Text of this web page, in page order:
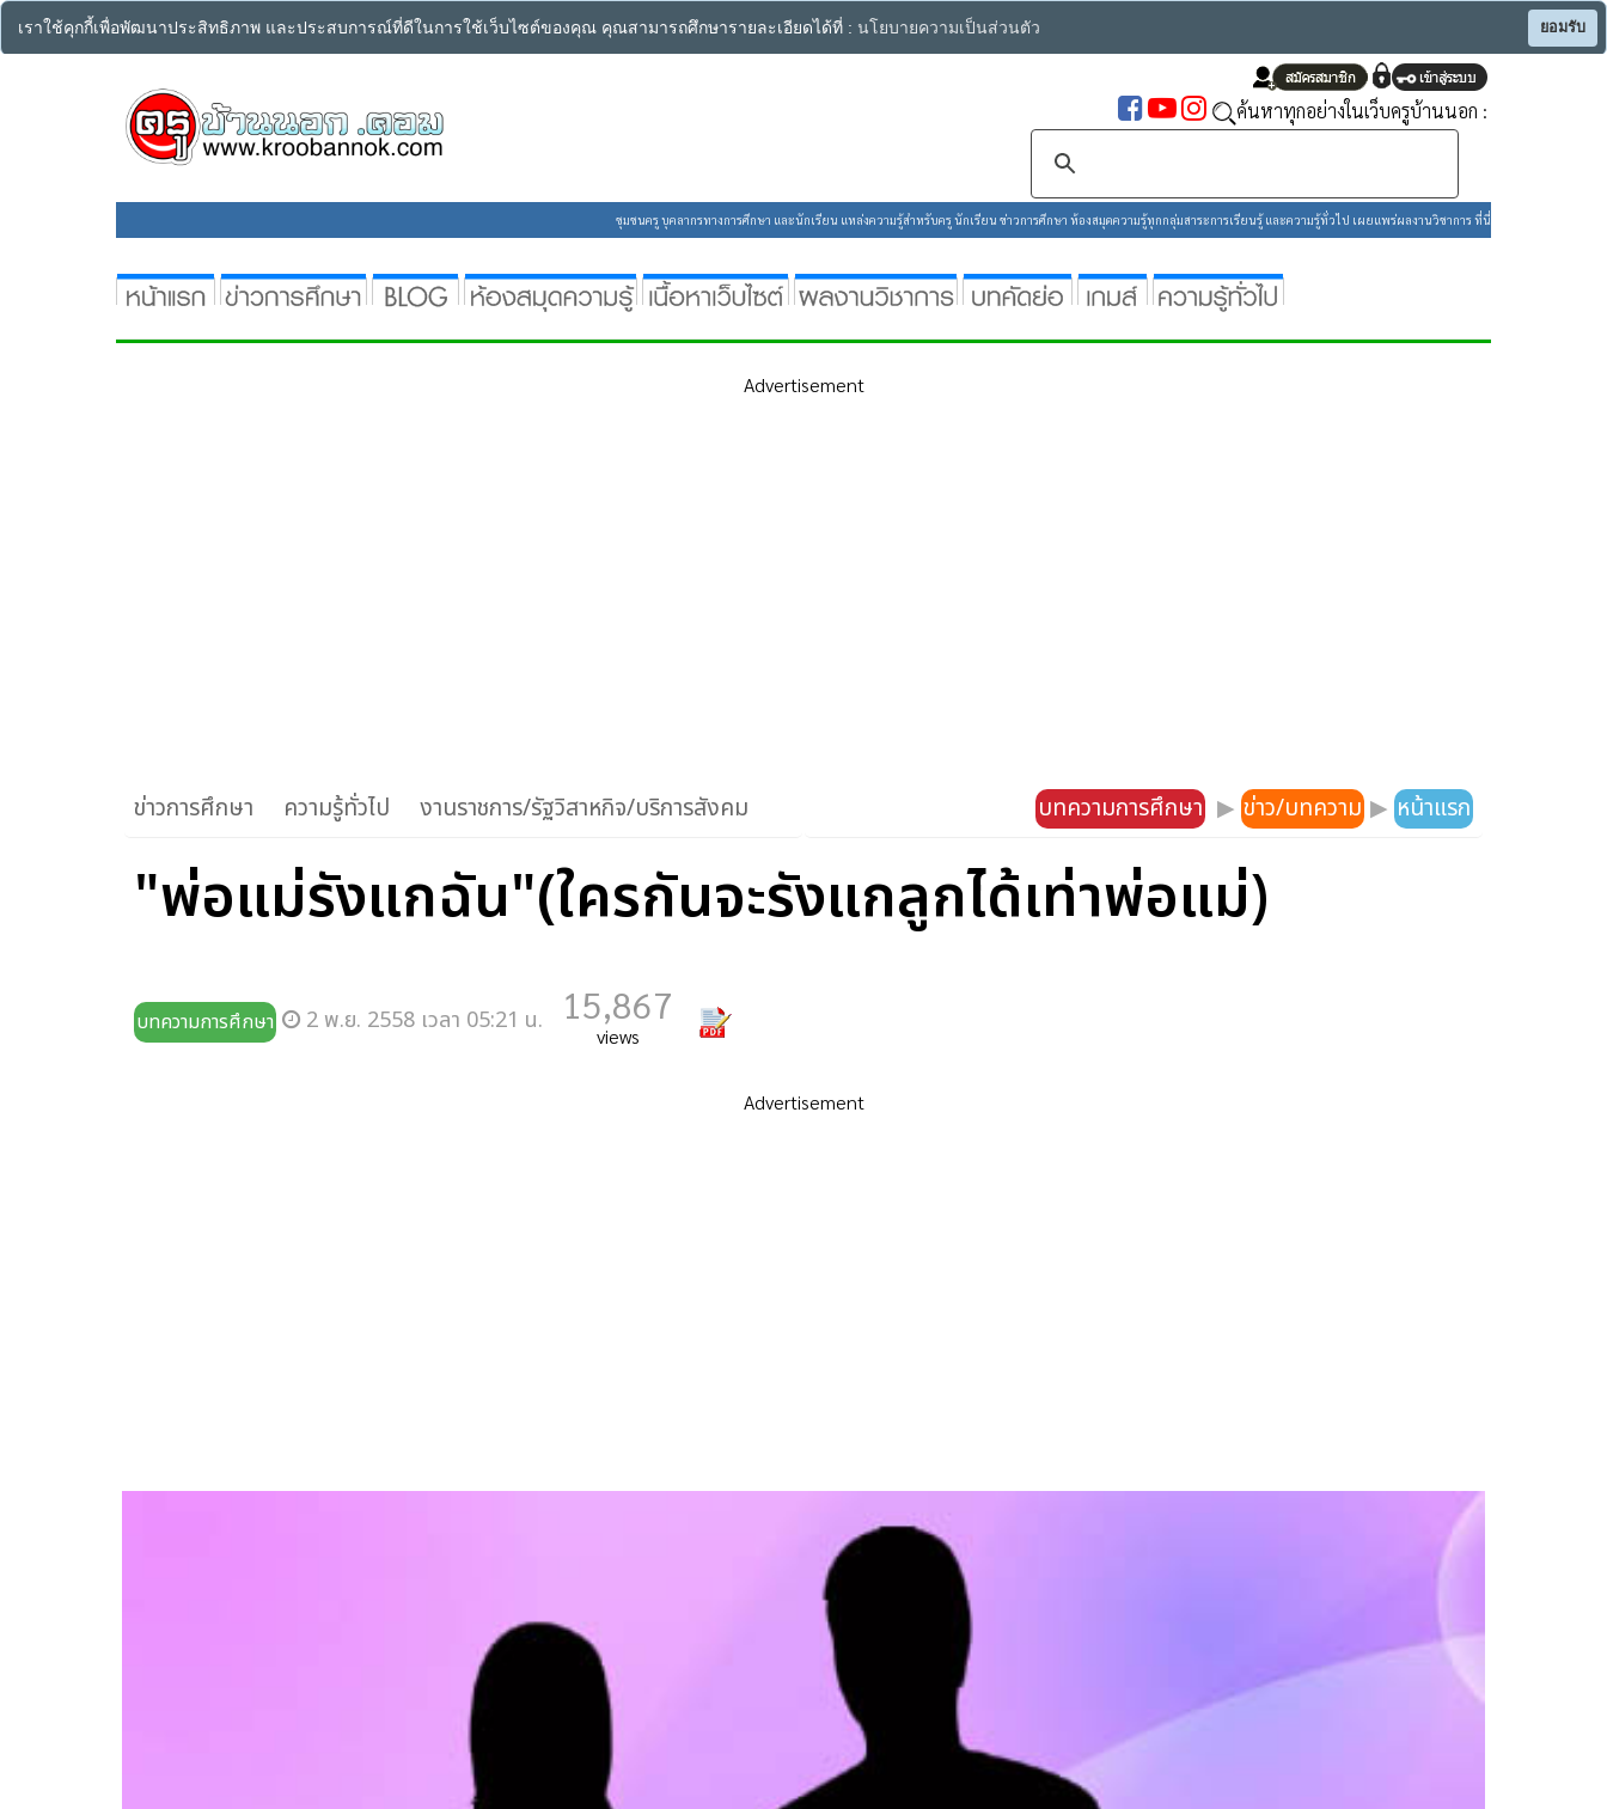
เราใช้คุกกี้เพื่อพัฒนาประสิทธิภาพ และประสบการณ์ที่ดีในการใช้เว็บไซต์ของคุณ คุณสามารถศึกษารายละเอียดได้ที่ : นโยบายความเป็นส่วนตัว ยอมรับ
ค้นหาทุกอย่างในเว็บครูบ้านนอก :
ชุมชนครู บุคลากรทางการศึกษา และนักเรียน แหล่งความรู้สำหรับครู นักเรียน ข่าวการศึกษา ห้องสมุดความรู้ทุกกลุ่มสาระการเรียนรู้ และความรู้ทั่วไป เผยแพร่ผลงานวิชาการ ที่นี่
Advertisement
ข่าวการศึกษา ความรู้ทั่วไป งานราชการ/รัฐวิสาหกิจ/บริการสังคม บทความการศึกษา ▶ ข่าว/บทความ ▶ หน้าแรก
"พ่อแม่รังแกฉัน"(ใครกันจะรังแกลูกได้เท่าพ่อแม่)
บทความการศึกษา 2 พ.ย. 2558 เวลา 05:21 น. 15,867
views
Advertisement